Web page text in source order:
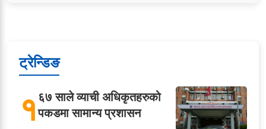
ट्रेन्डिङ
१६७ साले व्याची अधिकृतहरुको
पकडमा सामान्य प्रशासन